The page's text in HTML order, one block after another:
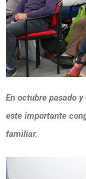
En octubre pasado
este importante
familiar.